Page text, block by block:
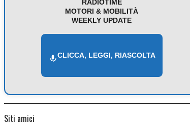
RADIOTIME
MOTORI & MOBILITÀ
WEEKLY UPDATE
CLICCA, LEGGI, RIASCOLTA
Siti amici